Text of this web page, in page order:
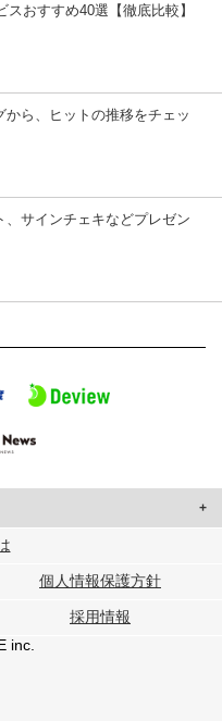
おすすめ40選【徹底比較】
ら、ヒットの推移をチェッ
、サインチェキなどプレゼン
に合わせたコンテンツや広告の
ナーに提供しています。
ートナーに提供した他の情報や、
たときに収集した他の情報を組み
個人情報保護方針
採用情報
inc.